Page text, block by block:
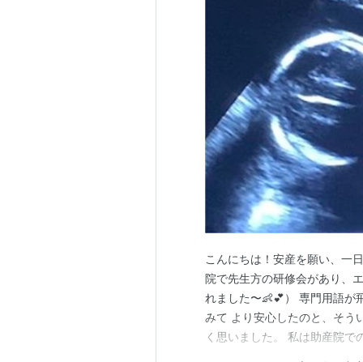
こんにちは！安産を願い、一
院で先生方の研修会があり、
れました〜👶💕） 専門用語が
みて より安心したのと、そう
く思いました。 私は助産院